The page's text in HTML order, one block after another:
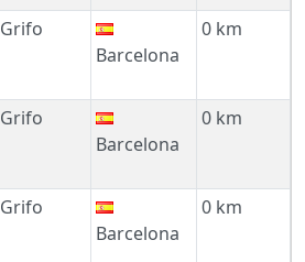
Grifo
Barcelona
0 km
Grifo
Barcelona
0 km
Grifo
Barcelona
0 km